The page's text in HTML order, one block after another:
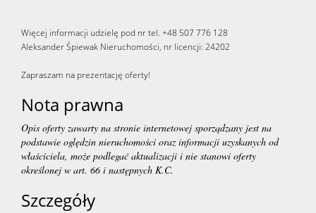
Więcej informacji udzielę pod nr tel. +48 507 776 128
Aleksander Śpiewak Nieruchomości, nr licencji: 24202
Zapraszam na prezentację oferty!
Nota prawna
Opis oferty zawarty na stronie internetowej sporządzany jest na
podstawie oględzin nieruchomości oraz informacji uzyskanych od
właściciela, może podlegać aktualizacji i nie stanowi oferty
określonej w art. 66 i następnych K.C.
Szczegóły